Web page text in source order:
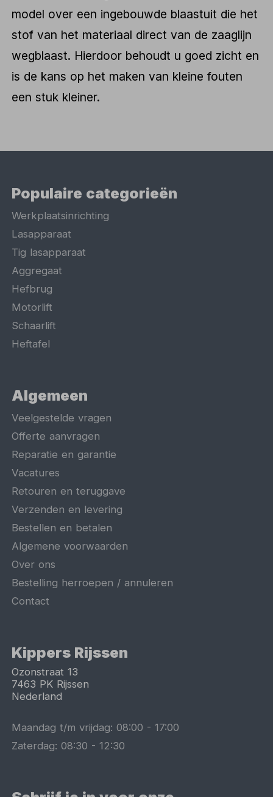
model over een ingebouwde blaastuit die het
stof van het materiaal direct van de zaaglijn
wegblaast. Hierdoor behoudt u goed zicht en
is de kans op het maken van kleine fouten
een stuk kleiner.
Populaire categorieën
Werkplaatsinrichting
Lasapparaat
Tig lasapparaat
Aggregaat
Hefbrug
Motorlift
Schaarlift
Heftafel
Algemeen
Veelgestelde vragen
Offerte aanvragen
Reparatie en garantie
Vacatures
Retouren en teruggave
Verzenden en levering
Bestellen en betalen
Algemene voorwaarden
Over ons
Bestelling herroepen / annuleren
Contact
Kippers Rijssen
Ozonstraat 13
7463 PK Rijssen
Nederland
Maandag t/m vrijdag:08:00 -17:00
Zaterdag:08:30 -12:30